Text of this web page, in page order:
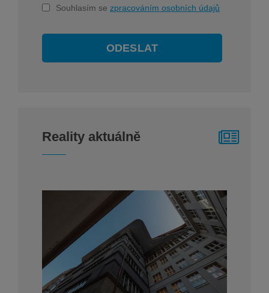
Souhlasím se zpracováním osobních údajů
ODESLAT
Reality aktuálně